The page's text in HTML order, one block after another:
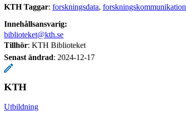
KTH Taggar: forskningsdata forskningskommunikation
Innehållsansvarig:
biblioteket@kth.se
Tillhör: KTH Biblioteket
Senast ändrad: 2024-12-17
KTH
Utbildning